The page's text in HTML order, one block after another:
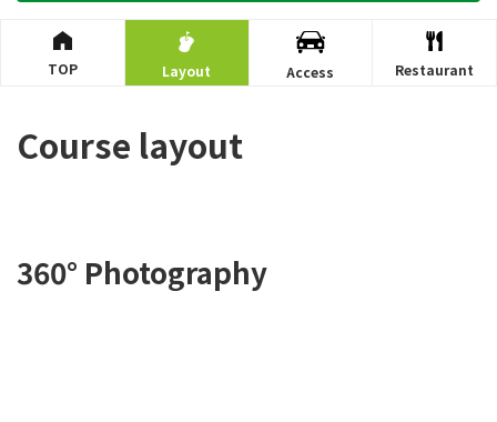
TOP Layout Access Restaurant
Course layout
360° Photography